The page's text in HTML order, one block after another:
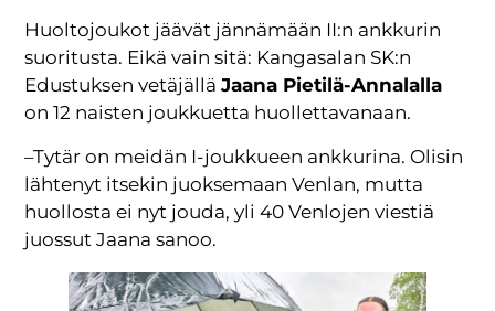
Huoltojoukot jäävät jännämään II:n ankkurin
suoritusta. Eikä vain sitä: Kangasalan SK:n
Edustuksen vetäjälläJaana Pietilä-Annalalla
on 12 naisten joukkuetta huollettavanaan.
–Tytär on meidän I-joukkueen ankkurina. Olisin
lähtenyt itsekin juoksemaan Venlan, mutta
huollosta ei nyt jouda, yli 40 Venlojen viestiä
juossut Jaana sanoo.